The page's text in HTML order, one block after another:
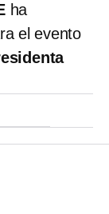
ha
el evento